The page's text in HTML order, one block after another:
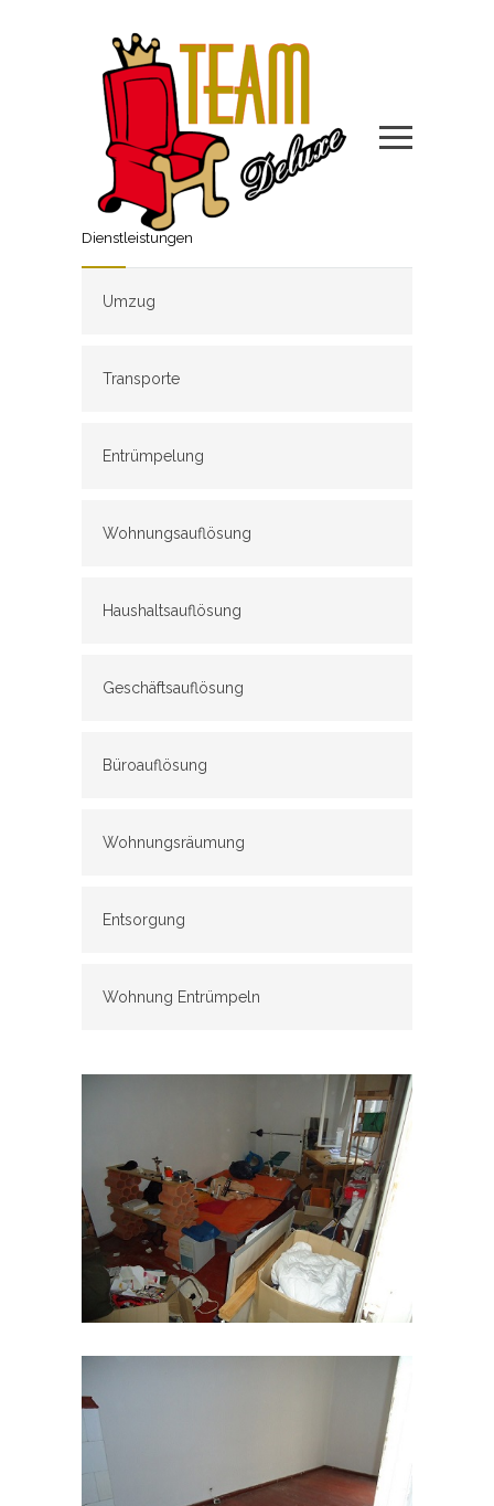
Dienstleistungen
Umzug
Transporte
Entrümpelung
Wohnungsauflösung
Haushaltsauflösung
Geschäftsauflösung
Büroauflösung
Wohnungsräumung
Entsorgung
Wohnung Entrümpeln